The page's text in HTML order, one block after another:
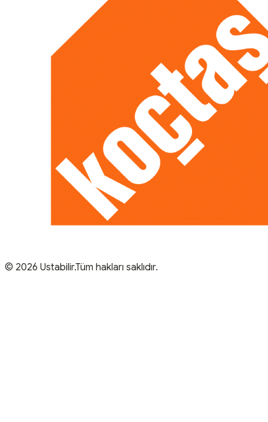
© 2026 Ustabilir.Tüm hakları saklıdır.